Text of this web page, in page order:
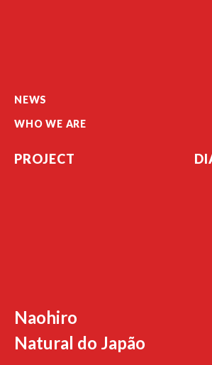
NEWS
WHO WE ARE
PROJECT
Naohiro
Natural do Japão